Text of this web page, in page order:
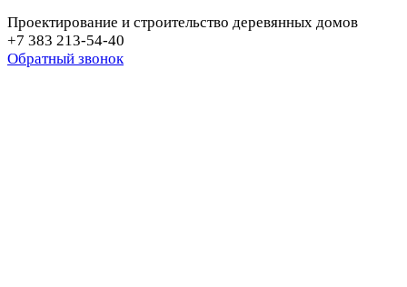
Проектирование и строительство деревянных домов
+7 383 213-54-40
Обратный звонок